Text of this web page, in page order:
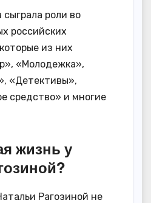
сыграла роли во
российских
из них
«Молодежка»,
«Детективы»,
средство» и многие
жизнь у
Рагозиной не